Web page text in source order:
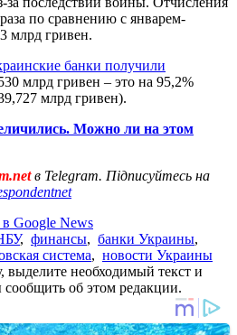
по сравнению с январем-
млрд гривен.
банки получили
млрд гривен – это на 95,2%
млрд гривен).
Можно ли на этом
в Telegram. Підписуйтесь на
Google News
, финансы, банки Украины,
система, новости Украины
необходимый текст и
об этом редакции.